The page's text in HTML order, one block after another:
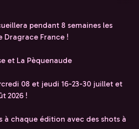
pendant 8 semaines les
Dragrace France !
et La Pèquenaude
08 et jeudi 16-23-30 juillet et
2026 !
à chaque édition avec des shots à